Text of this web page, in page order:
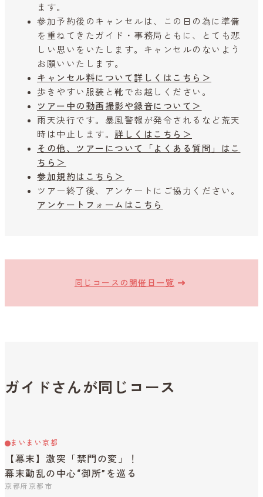
ます。
参加予約後のキャンセルは、この日の為に準備
を重ねてきたガイド・事務局ともに、とても悲
しい思いをいたします。キャンセルのないよう
お願いいたします。
キャンセル料について詳しくはこちら＞
歩きやすい服装と靴でお越しください。
ツアー中の動画撮影や録音について＞
雨天決行です。暴風警報が発令されるなど荒天
時は中止します。 詳しくはこちら＞
その他、ツアーについて「よくある質問」はこ
ちら＞
参加規約はこちら＞
ツアー終了後、アンケートにご協力ください。
アンケートフォームはこちら
同じコースの開催日一覧
ガイドさんが同じコース
まいまい京都
【幕末】激突「禁門の変」！
幕末動乱の中心“御所”を巡る
京都府京都市